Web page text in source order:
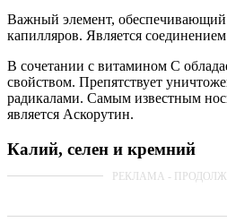
Важный элемент,
капилляров. Является
В сочетании с витамином С
свойством. Препятствует
радикалами. Самым известным
является Аскорутин.
Калий, селен и кремний